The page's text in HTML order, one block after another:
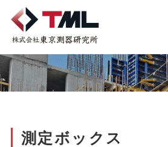
測定ボックス